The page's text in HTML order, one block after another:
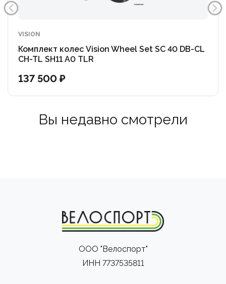
Оформите заказ онлайн с удобной доставкой в
интернет-магазине "Велоспорт" или загляните в один
из наших розничных магазинов. Наши эксперты всегда
готовы показать аксессуары вживую, провести
выбором!
VISION
Комплект колес Vision Wheel Set SC 40 DB-CL
CH-TL SH11 A0 TLR
137 500 ₽
Вы недавно смотрели
ООО "Велоспорт"
ИНН 7737535811